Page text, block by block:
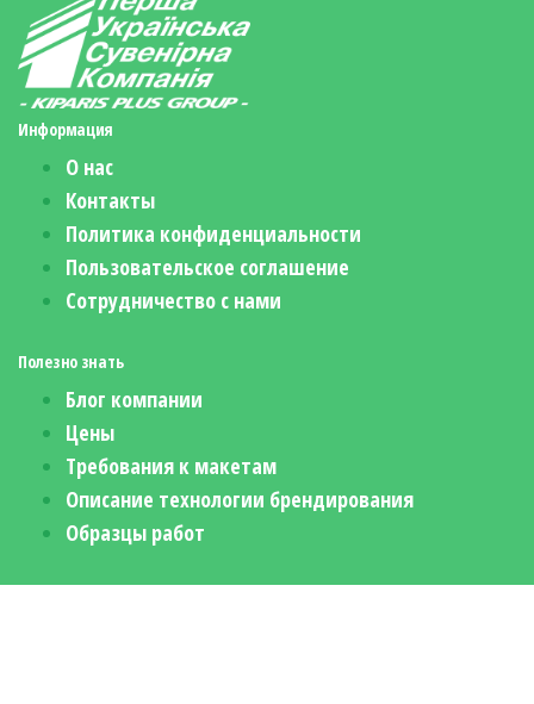
Информация
О нас
Контакты
Политика конфиденциальности
Пользовательское соглашение
Сотрудничество с нами
Полезно знать
Блог компании
Цены
Требования к макетам
Описание технологии брендирования
Образцы работ